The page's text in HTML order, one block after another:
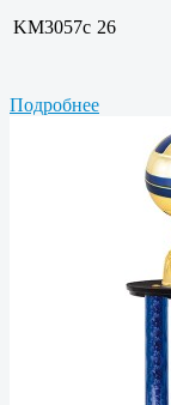
KM3057c 26
Подробнее